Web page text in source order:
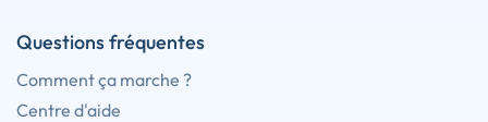
Questions fréquentes
Comment ça marche ?
Centre d'aide